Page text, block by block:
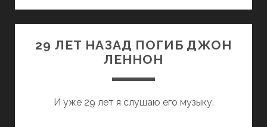
29 ЛЕТ НАЗАД ПОГИБ ДЖОН
ЛЕННОН
И уже 29 лет я слушаю его музыку.